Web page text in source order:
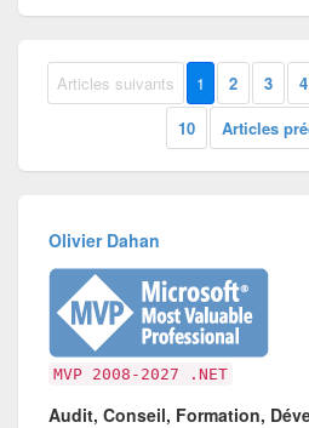
Articles suivants 1 2 3 4
10
Articles
Olivier Dahan
MVP 2008-2027 .NET
Audit, Conseil, Formation,